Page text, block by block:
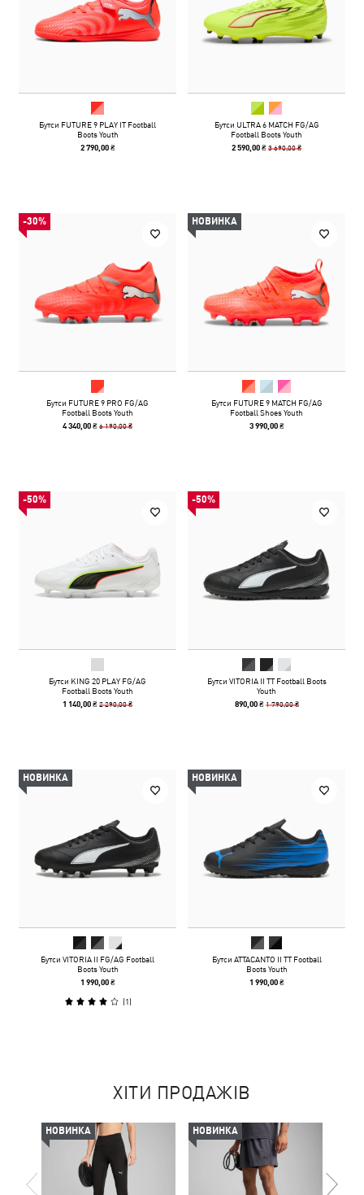
Бутси FUTURE 9 PLAY IT Football
Boots Youth
2 790,00 ₴
Бутси ULTRA 6 MATCH FG/AG
Football Boots Youth
2 590,00 ₴3 690,00 ₴
-30%
Бутси FUTURE 9 PRO FG/AG
Football Boots Youth
4 340,00 ₴6 190,00 ₴
НОВИНКА
Бутси FUTURE 9 MATCH FG/AG
Football Shoes Youth
3 990,00 ₴
-50%
Бутси KING 20 PLAY FG/AG
Football Boots Youth
1 140,00 ₴2 290,00 ₴
-50%
Бутси VITORIA II TT Football Boots
Youth
890,00 ₴ 1 790,00 ₴
НОВИНКА
Бутси VITORIA II FG/AG Football
Boots Youth
1 990,00 ₴
(1)
НОВИНКА
Бутси ATTACANTO II TT Football
Boots Youth
1 990,00 ₴
ХІТИ ПРОДАЖІВ
НОВИНКА НОВИНКА